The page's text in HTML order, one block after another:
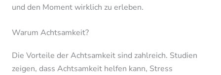
und den Moment wirklich zu erleben.
Warum Achtsamkeit?
Die Vorteile der Achtsamkeit sind zahlreich. Studien
zeigen, dass Achtsamkeit helfen kann, Stress